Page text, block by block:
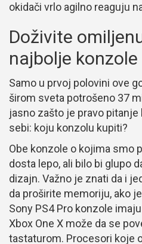
okidači vrlo agilno reaguju
Doživite
najbolje konzole
Samo u prvoj polovini ove
širom sveta potrošeno 37
jasno zašto je pravo
sebi: koju konzolu kupiti?
Obe konzole o kojima smo
dosta lepo, ali bilo bi glupo
dizajn. Važno je znati da i
da proširite memoriju, ako
Sony PS4 Pro konzole
Xbox One X može da se
tastaturom. Procesori koje